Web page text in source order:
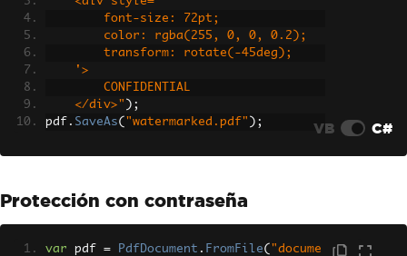
        font-size: 72pt;
        color: rgba(255, 0, 0, 0.2);
        transform: rotate(-45deg);
    '>
        CONFIDENTIAL
    </div>"
);
pdf . SaveAs( "watermarked.pdf" ); VB C#
Protección con contraseña
var pdf = PdfDocument . FromFile( "docume